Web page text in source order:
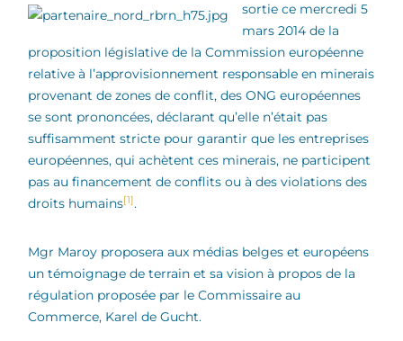
sortie ce mercredi 5
mars 2014 de la
proposition législative de la Commission européenne
relative à l’approvisionnement responsable en minerais
provenant de zones de conflit, des ONG européennes
se sont prononcées, déclarant qu’elle n’était pas
suffisamment stricte pour garantir que les entreprises
européennes, qui achètent ces minerais, ne participent
pas au financement de conflits ou à des violations des
droits humains[1].
Mgr Maroy proposera aux médias belges et européens
un témoignage de terrain et sa vision à propos de la
régulation proposée par le Commissaire au
Commerce, Karel de Gucht.